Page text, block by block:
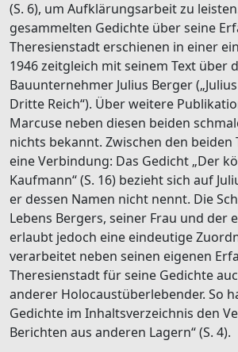
(S. 6), um Aufklärungsarbeit zu
gesammelten Gedichte über seine
Theresienstadt erschienen in einer
1946 zeitgleich mit seinem Text über
Bauunternehmer Julius Berger
Dritte Reich“). Über weitere
Marcuse neben diesen beiden
nichts bekannt. Zwischen den beiden
eine Verbindung: Das Gedicht „Der
Kaufmann“ (S. 16) bezieht sich auf
er dessen Namen nicht nennt. Die
Lebens Bergers, seiner Frau und der
erlaubt jedoch eine eindeutige
verarbeitet neben seinen eigenen
Theresienstadt für seine Gedichte
anderer Holocaustüberlebender. So
Gedichte im Inhaltsverzeichnis den
Berichten aus anderen Lagern“ (S. 4).